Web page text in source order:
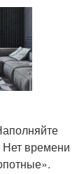
времени